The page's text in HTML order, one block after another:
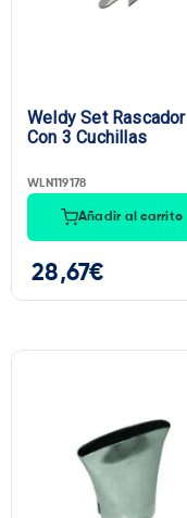
Weldy Set Rascador
Con 3 Cuchillas
WLN119178
Añadir al carrito
28,67€